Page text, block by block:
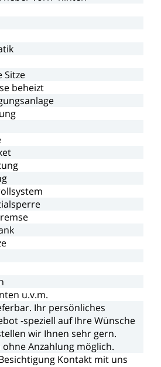
Sitze
beheizt
u.v.m.
Ihr persönliches
-speziell auf IhreWünsche
wir Ihnen sehr gern.
ohneAnzahlung möglich.
Kontakt mit uns